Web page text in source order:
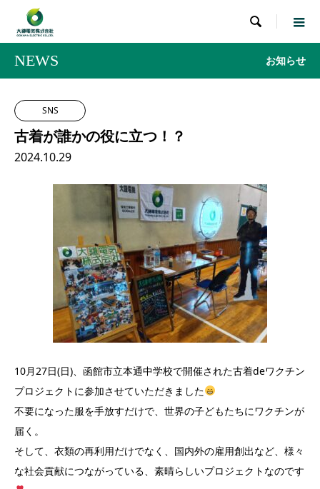

NEWS お知らせ
SNS
古着が誰かの役に立つ！？
2024.10.29
10月27日(日)、函館市立本通中学校で開催された古着deワクチン
プロジェクトに参加させていただきました
不要になった服を手放すだけで、世界の子どもたちにワクチンが
届く。
そして、衣類の再利用だけでなく、国内外の雇用創出など、様々
な社会貢献につながっている、素晴らしいプロジェクトなのです